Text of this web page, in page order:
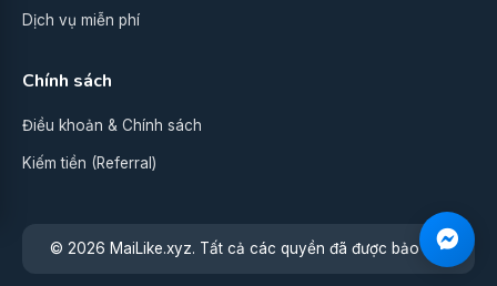
Dịch vụ miễn phí
Chính sách
Điều khoản & Chính sách
Kiếm tiền (Referral)
© 2026 MaiLike.xyz. Tất cả các quyền đã được bảo lưu.